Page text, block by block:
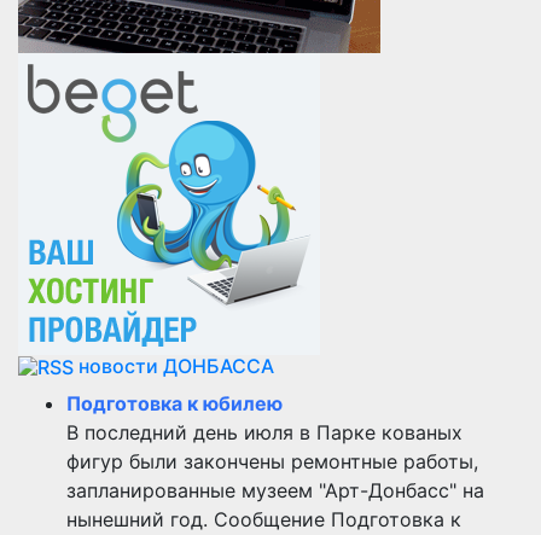
новости ДОНБАССА
Подготовка к юбилею
В последний день июля в Парке кованых
фигур были закончены ремонтные работы,
запланированные музеем "Арт-Донбасс" на
нынешний год. Сообщение Подготовка к